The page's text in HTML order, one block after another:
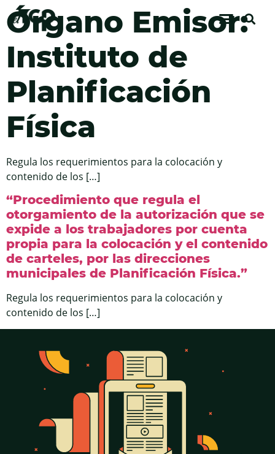
Órgano Emisor:
Instituto de
Planificación
Física
Regula los requerimientos para la colocación y
contenido de los […]
“Procedimiento que regula el
otorgamiento de la autorización que se
expide a los trabajadores por cuenta
propia para la colocación y el contenido
de carteles, por las direcciones
municipales de Planificación Física.”
Regula los requerimientos para la colocación y
contenido de los […]